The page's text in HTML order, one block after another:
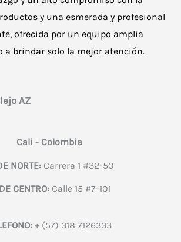
producto
y una esmerada y profesional
ofrecida por un equipo amplia
a brindar solo la mejor atención.
AZ
Cali - Colombia
NORTE:Carrera 1 #32-50
CENTRO: Calle 15 #7-101
+ (57) 318 7126333